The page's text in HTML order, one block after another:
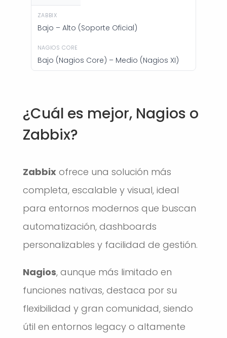
Bajo – Alto (Soporte Oficial)
Bajo (Nagios Core) – Medio (Nagios XI)
¿Cuál es mejor, Nagios o
Zabbix?
Zabbixofrece una solución más
completa, escalable y visual, ideal
para entornos modernos que buscan
automatización, dashboards
personalizables y facilidad de gestión.
Nagios, aunque más limitado en
funciones nativas, destaca por su
flexibilidad y gran comunidad, siendo
útil en entornos legacy o altamente